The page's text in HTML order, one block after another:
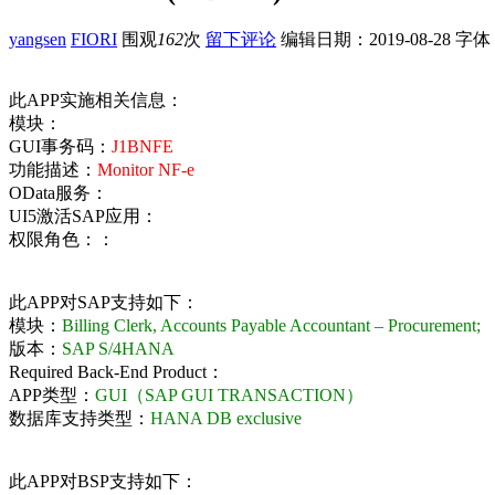
yangsen FIORI 围观162次 留下评论 编辑日期： 2019-08-28 字体
此APP实施相关信息：
模块：
GUI事务码： J1BNFE
功能描述： Monitor NF-e
OData服务：
UI5激活SAP应用：
权限角色：：
此APP对SAP支持如下：
模块： Billing Clerk, Accounts Payable Accountant – Procurement;
版本： SAP S/4HANA
Required Back-End Product：
APP类型： GUI（SAP GUI TRANSACTION）
数据库支持类型： HANA DB exclusive
此APP对BSP支持如下：